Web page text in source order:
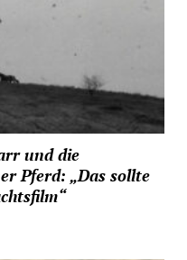
und die
Pferd: „Das sollte